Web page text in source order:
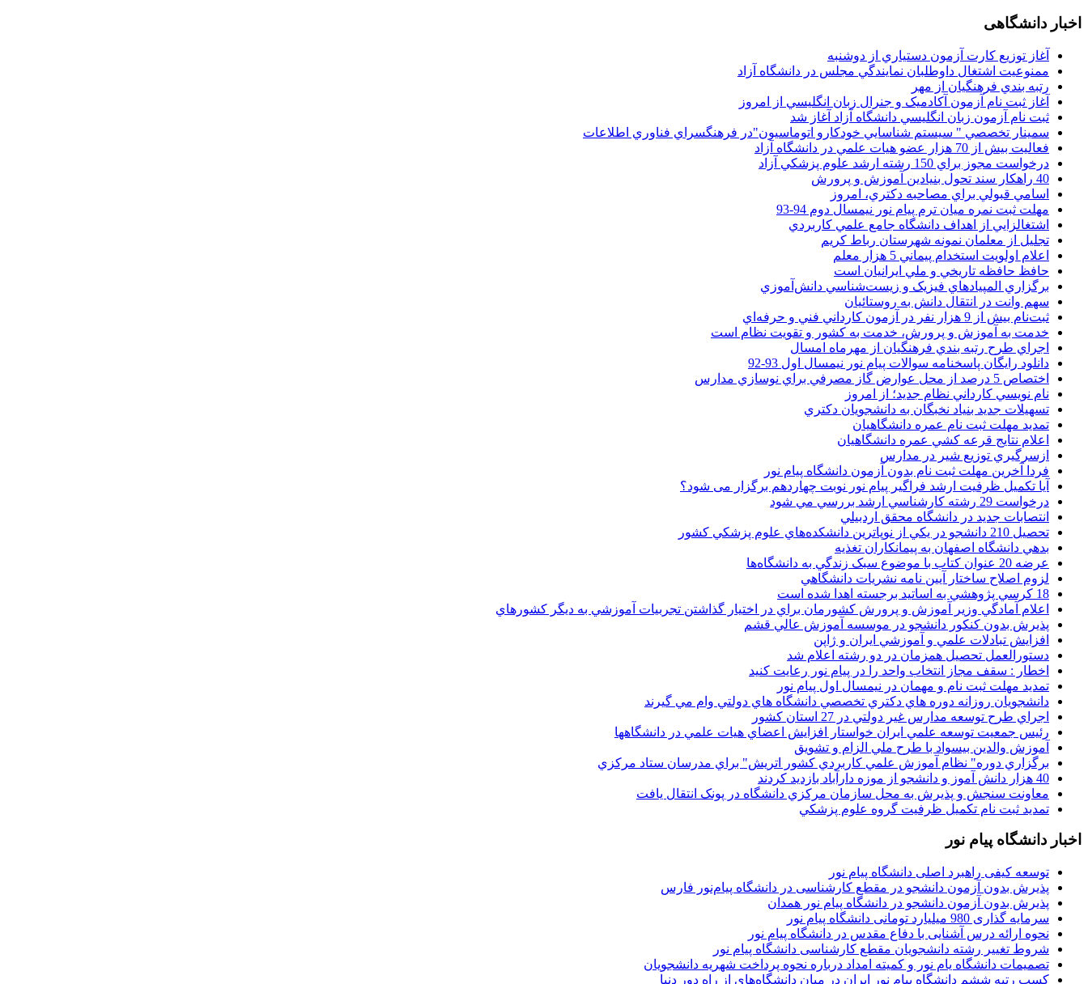
اخبار دانشگاهی
آغاز توزيع کارت آزمون دستياري از دوشنبه
ممنوعيت اشتغال داوطلبان نمايندگي مجلس در دانشگاه آزاد
رتبه بندي فرهنگيان از مهر
آغاز ثبت نام آزمون آکادميک و جنرال زبان انگليسي از امروز
ثبت نام آزمون زبان انگليسي دانشگاه آزاد آغاز شد
سمينار تخصصي " سيستم شناسايي خودکارو اتوماسيون"در فرهنگسراي فناوري اطلاعات
فعاليت بيش از 70 هزار عضو هيات علمي در دانشگاه آزاد
درخواست مجوز براي 150 رشته ارشد علوم پزشکي آزاد
40 راهکار سند تحول بنيادين آموزش و پرورش
اسامي قبولي براي مصاحبه دکتري، امروز
مهلت ثبت نمره میان ترم پیام نور نیمسال دوم 94-93
اشتغالزايي از اهداف دانشگاه جامع علمي کاربردي
تجليل از معلمان نمونه شهرستان رباط کريم
اعلام اولويت استخدام پيماني 5 هزار معلم
حافظ حافظه تاريخي و ملي ايرانيان است
برگزاري المپيادهاي فيزيک و زيست‌شناسي دانش‌آموزي
سهم وانت در انتقال دانش به روستائيان
ثبت‌نام بيش از 9 هزار نفر در آزمون کارداني فني و حرفه‌اي
خدمت به آموزش و پرورش، خدمت به کشور و تقويت نظام است
اجراي طرح رتبه بندي فرهنگيان از مهرماه امسال
دانلود رایگان پاسخنامه سوالات پیام نور نیمسال اول 93-92
اختصاص 5 درصد از محل عوارض گاز مصرفي براي نوسازي مدارس
نام نويسي کارداني نظام جديد؛ از امروز
تسهيلات جديد بنياد نخبگان به دانشجويان دکتري
تمديد مهلت ثبت نام عمره دانشگاهيان
اعلام نتايج قرعه کشي عمره دانشگاهيان
ازسرگيري توزيع شير در مدارس
فردا آخرین مهلت ثبت نام بدون آزمون دانشگاه پیام نور
آیا تکمیل ظرفیت ارشد فراگیر پیام نور نوبت چهاردهم برگزار می شود؟
درخواست 29 رشته کارشناسي ارشد بررسي مي شود
انتصابات جديد در دانشگاه محقق اردبيلي
تحصيل 210 دانشجو در يکي از نوپاترين دانشکده‌هاي علوم پزشکي کشور
بدهي دانشگاه اصفهان به پيمانکاران تغذيه
عرضه 20 عنوان کتاب با موضوع سبک زندگي به دانشگاه‌ها
لزوم اصلاح ساختار آيين نامه نشريات دانشگاهي
18 کرسي پژوهشي به اساتيد برجسته اهدا شده است
اعلام آمادگي وزير آموزش و پرورش کشورمان براي در اختيار گذاشتن تجربيات آموزشي به ديگر کشورهاي
پذيرش بدون کنکور دانشجو در موسسه آموزش عالي قشم
افزايش تبادلات علمي و آموزشي ايران و ژاپن
دستورالعمل تحصیل همزمان در دو رشته اعلام شد
اخطار : سقف مجاز انتخاب واحد را در پیام نور رعایت کنید
تمدید مهلت ثبت نام و مهمان در نیمسال اول پیام نور
دانشجويان روزانه دوره هاي دكتري تخصصي دانشگاه هاي دولتي وام مي گيرند
اجراي طرح توسعه مدارس غير دولتي در 27 استان کشور
رئيس جمعيت توسعه علمي ايران خواستار افزايش اعضاي هيات علمي در دانشگاهها
آموزش والدين بيسواد با طرح ملي الزام و تشويق
برگزاري دوره" نظام آموزش علمي كاربردي كشور اتريش" براي مدرسان ستاد مرکزي
40 هزار دانش آموز و دانشجو از موزه دارآباد بازديد کردند
معاونت سنجش و پذيرش به محل سازمان مرکزي دانشگاه در پونک انتقال يافت
تمديد ثبت نام تکميل ظرفيت گروه علوم پزشکي
اخبار دانشگاه پیام نور
توسعه کیفی راهبرد اصلی دانشگاه پیام نور
پذیرش بدون آزمون دانشجو در مقطع کارشناسی در دانشگاه پیام‌نور فارس
پذیرش بدون آزمون دانشجو در دانشگاه پیام نور همدان
سرمایه گذاری 980 میلیارد تومانی دانشگاه پیام نور
نحوه ارائه درس آشنایی با دفاع مقدس در دانشگاه پیام نور
شروط تغییر رشته دانشجویان مقطع کارشناسی دانشگاه پیام نور
تصمیمات دانشگاه یام نور و کمیته امداد درباره نحوه پرداخت شهریه دانشجویان
کسب رتبه ششم دانشگاه پیام نور ایران در میان دانشگاه‌های از راه دور دنیا